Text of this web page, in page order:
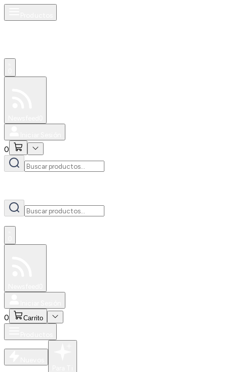
0
0 Carrito